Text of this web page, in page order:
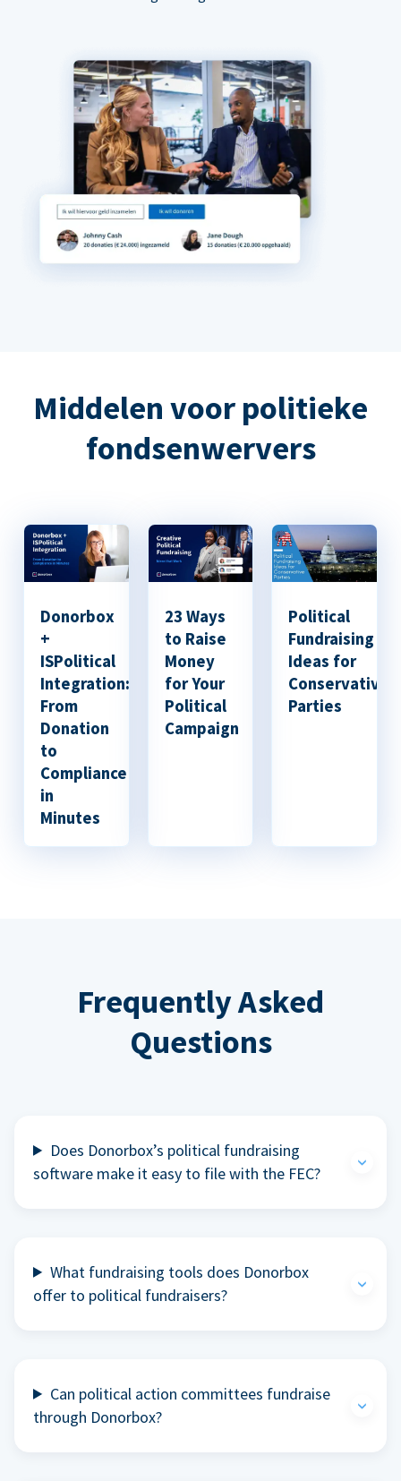
Middelen voor politieke
fondsenwervers
Donorbox
+
ISPolitical
Integration:
From
Donation
to
Compliance
in
Minutes
23 Ways
to Raise
Money
for Your
Political
Campaign
Political
Fundraising
Ideas for
Conservative
Parties
Frequently Asked
Questions
Does Donorbox’s political fundraising
software make it easy to file with the FEC?
What fundraising tools does Donorbox
offer to political fundraisers?
Can political action committees fundraise
through Donorbox?